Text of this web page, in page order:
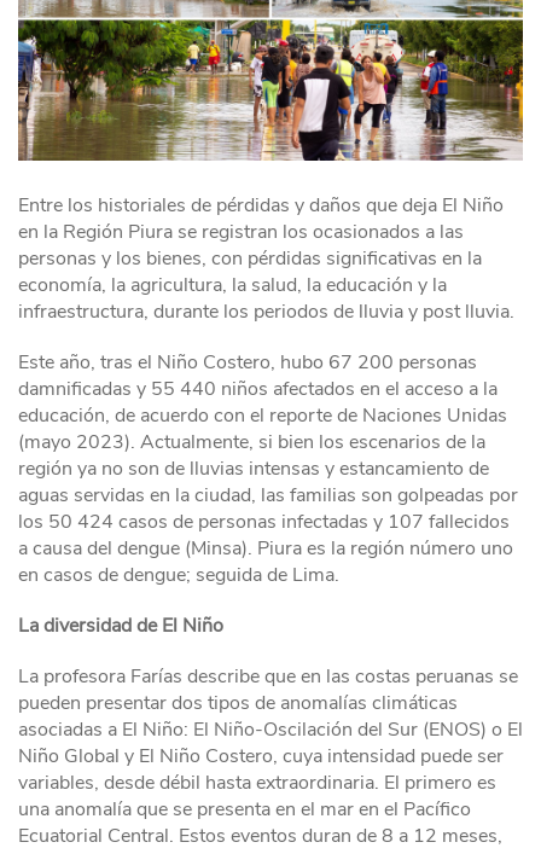
Entre los historiales de pérdidas y daños que deja El Niño
en la Región Piura se registran los ocasionados a las
personas y los bienes, con pérdidas significativas en la
economía, la agricultura, la salud, la educación y la
infraestructura, durante los periodos de lluvia y post lluvia.
Este año, tras el Niño Costero, hubo 67 200 personas
damnificadas y 55 440 niños afectados en el acceso a la
educación, de acuerdo con el reporte de Naciones Unidas
(mayo 2023). Actualmente, si bien los escenarios de la
región ya no son de lluvias intensas y estancamiento de
aguas servidas en la ciudad, las familias son golpeadas por
los 50 424 casos de personas infectadas y 107 fallecidos
a causa del dengue (Minsa). Piura es la región número uno
en casos de dengue; seguida de Lima.
La diversidad de El Niño
La profesora Farías describe que en las costas peruanas se
pueden presentar dos tipos de anomalías climáticas
asociadas a El Niño: El Niño-Oscilación del Sur (ENOS) o El
Niño Global y El Niño Costero, cuya intensidad puede ser
variables, desde débil hasta extraordinaria. El primero es
una anomalía que se presenta en el mar en el Pacífico
Ecuatorial Central. Estos eventos duran de 8 a 12 meses,